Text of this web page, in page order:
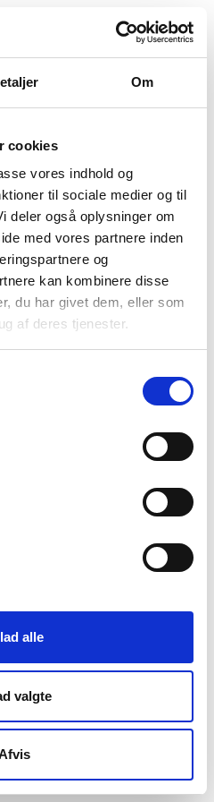
Om
cookies
vores indhold og
til sociale medier og til
deler også oplysninger om
med vores partnere inden
og
kan kombinere disse
du har givet dem, eller som
af deres tjenester.
alle
valgte